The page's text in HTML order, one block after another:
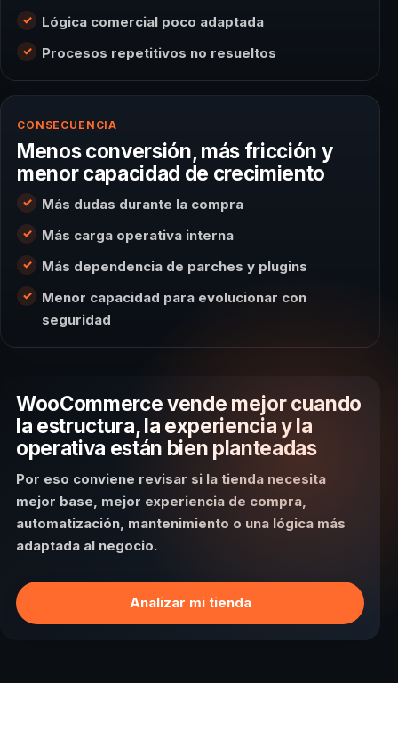
Lógica comercial poco adaptada
Procesos repetitivos no resueltos
CONSECUENCIA
Menos conversión, más fricción y
menor capacidad de crecimiento
Más dudas durante la compra
Más carga operativa interna
Más dependencia de parches y plugins
Menor capacidad para evolucionar con
seguridad
WooCommerce vende mejor cuando
la estructura, la experiencia y la
operativa están bien planteadas
Por eso conviene revisar si la tienda necesita
mejor base, mejor experiencia de compra,
automatización, mantenimiento o una lógica más
adaptada al negocio.
Analizar mi tienda